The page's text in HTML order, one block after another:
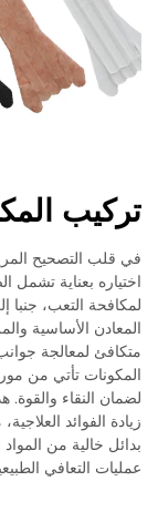
تركيب
في قلب التصحيح
اختياره بعناية تشمل
لمكافحة التعب، جنبا
المعادن الأساسية
متكافئ لمعالجة
المكونات تأتي من
لضمان النقاء والقوة.
زيادة الفوائد
بدائل خالية من
عمليات التعافي